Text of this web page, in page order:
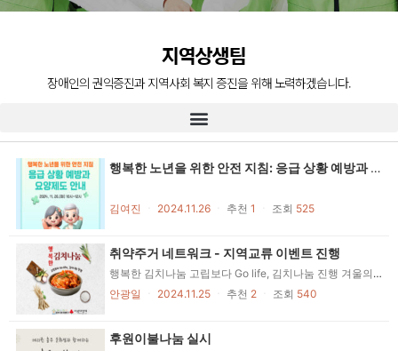
장애인 재활과 지역사회의 복지증진을 위해
지역상생팀
장애인의 권익증진과 지역사회 복지 증진을 위해 노력하겠습니다.
행복한 노년을 위한 안전 지침: 응급 상황 예방과 요양제도 안내
김여진 2024.11.26 추천 1 조회 525
취약주거 네트워크 - 지역교류 이벤트 진행
행복한 김치나눔 고립보다 Go life, 김치나눔 진행 겨울의 시작, 정성가득 김치로 따뜻한 나눔 실천 # 24년 11월 22일 # 김치 3kg #40 박스 #고립보다 Go life # 정서지지 활동 # 김치나눔 추운 계절, 마음을 나누기 위해 고립가구분들을 찾아가 김치나눔을 진행하였습니다. 온기를 전하는 따뜻한 실천 정성 담긴 김치가 추운 겨울에 힘이 되길 바라며, 복지관은 앞으로도 지역사회와 함께 따뜻한 세상을 만들어가겠습니다.
안광일
2024.11.25 추천 2 조회 540
후원이불나눔 실시